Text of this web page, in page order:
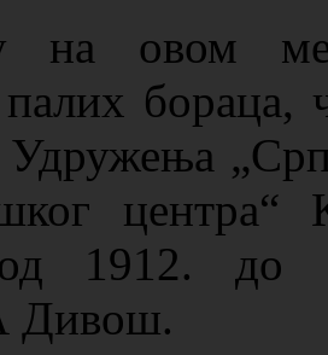
на овом
бораца,
центра“
од 1912.
Дивош.